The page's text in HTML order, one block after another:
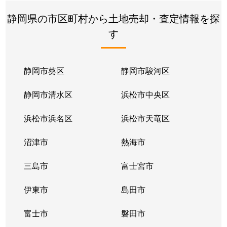
静岡県の市区町村から土地売却・査定情報を探
す
静岡市葵区 静岡市駿河区
静岡市清水区 浜松市中央区
浜松市浜名区 浜松市天竜区
沼津市 熱海市
三島市 富士宮市
伊東市 島田市
富士市 磐田市